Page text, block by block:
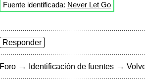
Fuente identificada: Never Let Go
Responder
Foro → Identificación de fuentes →